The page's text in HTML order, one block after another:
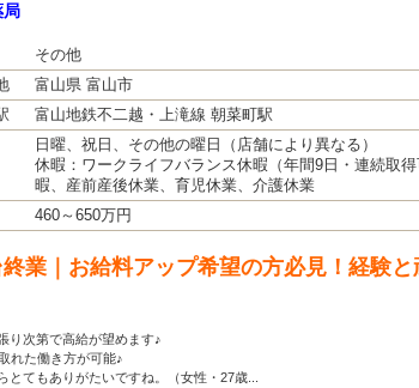
局
その他
富山県 富山市
富山地鉄不二越・上滝線 朝菜町駅
日曜、祝日、その他の曜日（店舗により異なる）
休暇：ワークライフバランス休暇（年間9日・連続取
暇、産前産後休業、育児休業、介護休業
460～650万円
業｜お給料アップ希望の方必見！経験
り次第で高給が望めます♪
れた働き方が可能♪
てもありがたいですね。（女性・27歳...